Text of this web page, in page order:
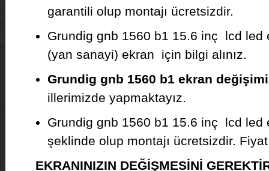
garantili olup montajı ücretsizdir.
Grundig gnb 1560 b1 15.6 inç lcd
(yan sanayi) ekran için bilgi alınız.
Grundig gnb 1560 b1 ekran
illerimizde yapmaktayız.
Grundig gnb 1560 b1 15.6 inç lcd led
şeklinde olup montajı ücretsizdir.
EKRANINIZIN DEĞİŞMESİNİ